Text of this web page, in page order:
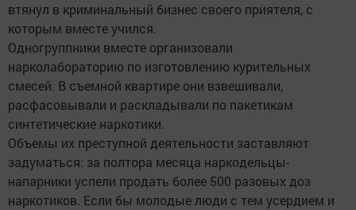
втянул в криминальный бизнес своего приятеля, с
которым вместе учился.
Одногруппники вместе организовали
нарколабораторию по изготовлению курительных
смесей. В съемной квартире они взвешивали,
расфасовывали и раскладывали по пакетикам
синтетические наркотики.
Объемы их преступной деятельности заставляют
задуматься: за полтора месяца наркодельцы-
напарники успели продать более 500 разовых доз
наркотиков. Если бы молодые люди с тем усердием и